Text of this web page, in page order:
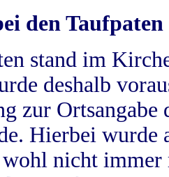
den Taufpaten
stand im
deshalb
zur
Hierbei wurde
nicht